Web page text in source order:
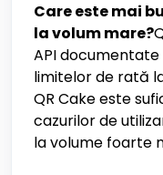
Care este mai
la volum mare?
API
limitelor de rată
QR Cake este
cazurilor de
la volume foarte